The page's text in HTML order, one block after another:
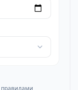
правилами